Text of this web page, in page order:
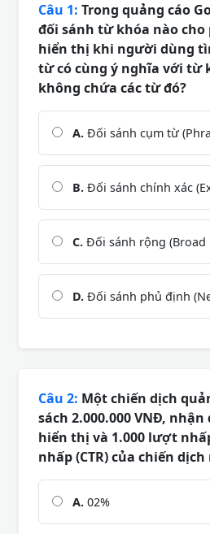
Câu 1: Trong quảng cáo
đối sánh từ khóa nào cho
hiển thị khi người dùng
từ có cùng ý nghĩa với từ
không chứa các từ đó?
A. Đối sánh cụm từ
B. Đối sánh chính xác
C. Đối sánh rộng (Broad
D. Đối sánh phủ định
Câu 2: Một chiến dịch
sách 2.000.000 VNĐ,
hiển thị và 1.000 lượt
nhấp (CTR) của chiến
A. 02%